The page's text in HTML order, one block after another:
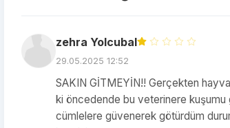
zehra Yolcubal
29.05.2025 12:52
SAKIN GİTMEYİN!! Gerçekten
ki öncedende bu veterinere kuşumu
cümlelere güvenerek götürdüm